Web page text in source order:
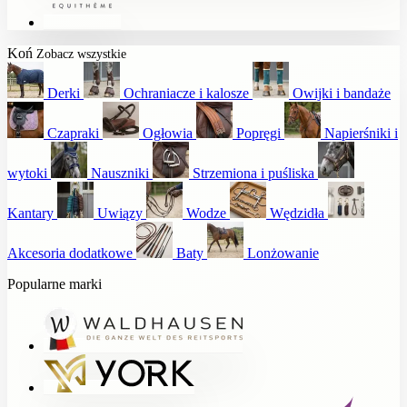
Koń Zobacz wszystkie
Derki Ochraniacze i kalosze Owijki i bandaże
Czapraki Ogłowia Popręgi Napierśniki i
wytoki Nauszniki Strzemiona i puśliska
Kantary Uwiązy Wodze Wędzidła
Akcesoria dodatkowe Baty
Lonżowanie
Popularne marki